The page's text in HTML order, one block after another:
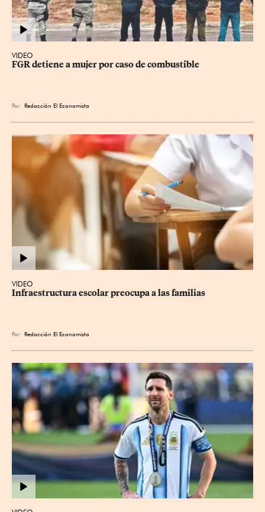
VIDEO
FGR detiene a mujer por caso de combustible
Por Redacción El Economista
VIDEO
Infraestructura escolar preocupa a las familias
Por Redacción El Economista